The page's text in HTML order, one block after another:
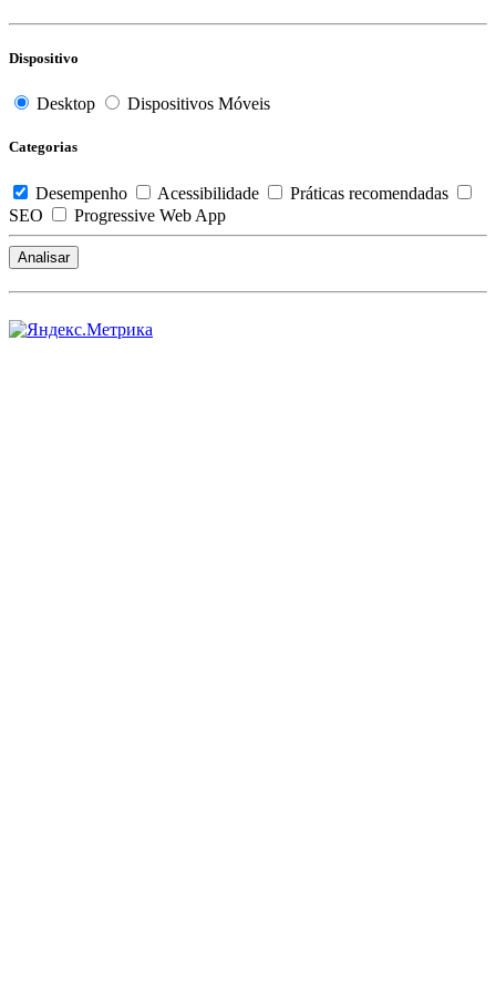
Dispositivo
Desktop Dispositivos Móveis
Categorias
Desempenho Acessibilidade
Práticas recomendadas
SEO
Progressive Web App
Analisar